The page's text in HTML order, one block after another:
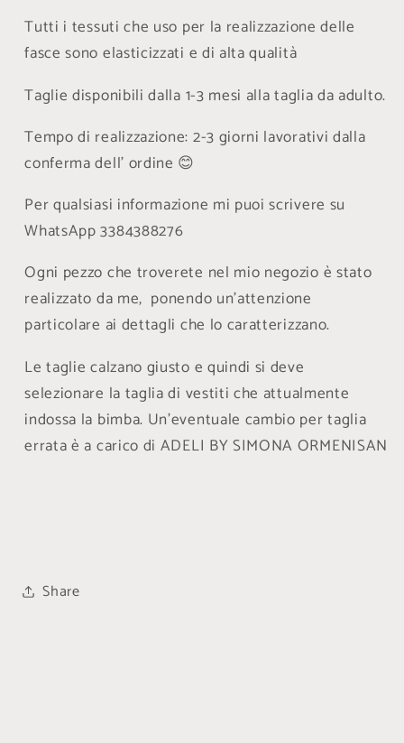
Tutti i tessuti che uso per la realizzazione delle
fasce sono elasticizzati e di alta qualità
Taglie disponibili dalla 1-3 mesi alla taglia da adulto.
Tempo di realizzazione: 2-3 giorni lavorativi dalla
conferma dell' ordine 😊
Per qualsiasi informazione mi puoi scrivere su
WhatsApp 3384388276
Ogni pezzo che troverete nel mio negozio è stato
realizzato da me, ponendo un'attenzione
particolare ai dettagli che lo caratterizzano.
Le taglie calzano giusto e quindi si deve
selezionare la taglia di vestiti che attualmente
indossa la bimba. Un’eventuale cambio per taglia
errata è a carico di ADELI BY SIMONA ORMENISAN
Share